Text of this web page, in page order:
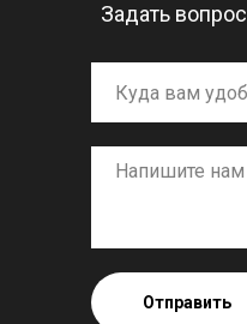
Отправить
Задать вопрос